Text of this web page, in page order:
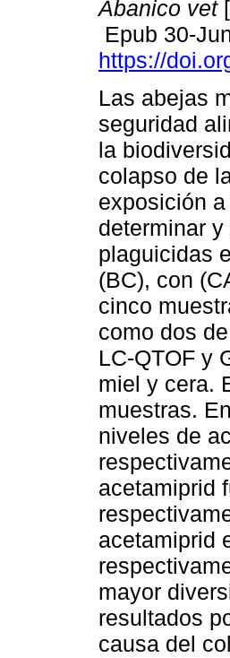
Abanico vet
Epub 30-
https://
Las abejas
seguridad
la
colapso de
exposición
determinar
plaguicidas
(BC), con
cinco
como dos
LC-QTOF y
miel y cera.
muestras.
niveles de
acetamiprid
acetamiprid
mayor
resultados
causa del